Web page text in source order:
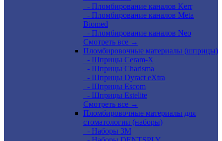
- Пломбирование каналов Kerr
- Пломбирование каналов Meta
Biomed
- Пломбирование каналов Neo
Смотреть все →
Пломбировочные материалы (шприцы)
- Шприцы Ceram-X
- Шприцы Charisma
- Шприцы Dyract eXtra
- Шприцы Escom
- Шприцы Estelite
Смотреть все →
Пломбировочные материалы для
стоматологии (наборы)
- Наборы 3М